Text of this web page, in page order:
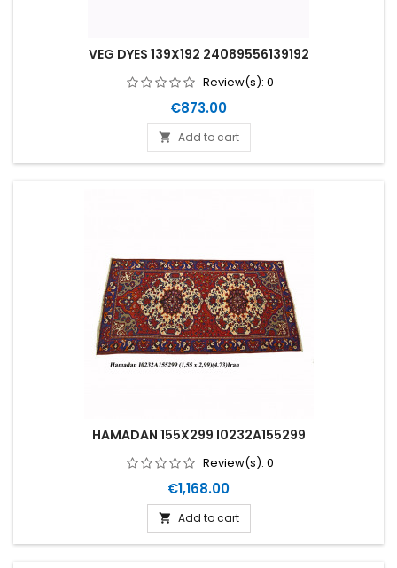
VEG DYES 139X192 24089556139192
Review(s): 0
Price
€873.00
 Add to cart
HAMADAN 155X299 I0232A155299
Review(s): 0
Price
€1,168.00
 Add to cart